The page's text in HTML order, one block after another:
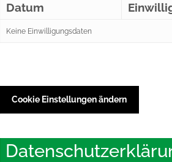
Datum
Keine Einwilligungsdaten
Cookie Einstellungen ändern